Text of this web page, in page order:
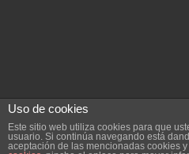
Powered byWordPress|
Uso de cookies
Este sitio web utiliza cookies para que
usuario. Si continúa navegando está
aceptación de las mencionadas cookies